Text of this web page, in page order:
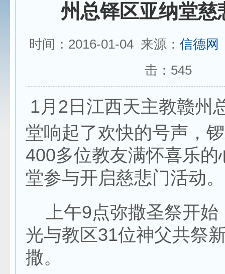
州总铎区亚纳堂慈
时间：2016-01-04 来源： 信德网
击： 545
1月2日江西天主教赣州
堂响起了欢快的号声，
400多位教友满怀喜乐的
堂参与开启慈悲门活动。
上午9点弥撒圣祭开始
光与教区31位神父共祭
撒。